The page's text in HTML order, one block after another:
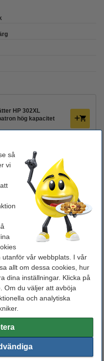
så
vi
vår webbplats. I vår
allt om dessa cookies, hur
dina inställningar. Klicka på
Om du väljer att avböja
och analytiska
HP 302XL
hög kapacitet
| Zoom | 500 ark
HÅLAT | Zoom | 500
istället för originalprodukten!